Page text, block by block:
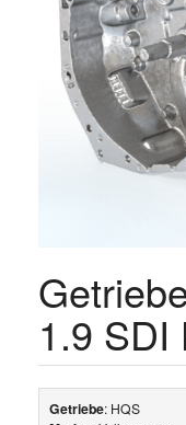
1.9 SDI
Getriebe: HQS